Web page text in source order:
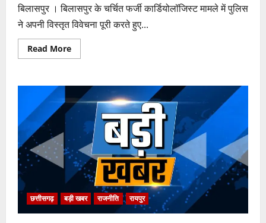
बिलासपुर । बिलासपुर के चर्चित फर्जी कार्डियोलॉजिस्ट मामले में पुलिस
ने अपनी विस्तृत विवेचना पूरी करते हुए...
Read MoreRead
more
में
अपोलो
अस्पताल
खिलाफ
नहीं
मिले
पर्याप्त
साक्ष्य
कोर्ट
में
हुई
क्लोजर
रिपोर्ट,
छत्तीसगढ़ बड़ी खबर राजनीति रायपुर